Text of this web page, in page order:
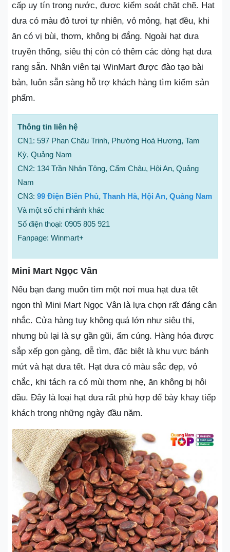
cấp uy tín trong nước, được kiểm soát chặt chẽ. Hạt
dưa có màu đỏ tươi tự nhiên, vỏ mỏng, hạt đều, khi
ăn có vị bùi, thơm, không bị đắng. Ngoài hạt dưa
truyền thống, siêu thị còn có thêm các dòng hạt dưa
rang sẵn. Nhân viên tại WinMart được đào tạo bài
bản, luôn sẵn sàng hỗ trợ khách hàng tìm kiếm sản
phẩm.
Thông tin liên hệ
CN1: 597 Phan Châu Trinh, Phường Hoà Hương, Tam
Kỳ, Quảng Nam
CN2: 134 Trần Nhân Tông, Cẩm Châu, Hội An, Quảng
Nam
CN3: 99 Điện Biên Phủ, Thanh Hà, Hội An, Quảng Nam
Và một số chi nhánh khác
Số điện thoại: 0905 805 921
Fanpage: Winmart+
Mini Mart Ngọc Vân
Nếu bạn đang muốn tìm một nơi mua hạt dưa tết
ngon thì Mini Mart Ngọc Vân là lựa chọn rất đáng cân
nhắc. Cửa hàng tuy không quá lớn như siêu thị,
nhưng bù lại là sự gần gũi, ấm cúng. Hàng hóa được
sắp xếp gọn gàng, dễ tìm, đặc biệt là khu vực bánh
mứt và hạt dưa tết. Hạt dưa có màu sắc đẹp, vỏ
chắc, khi tách ra có mùi thơm nhẹ, ăn không bị hôi
dầu. Đây là loại hạt dưa rất phù hợp để bày khay tiếp
khách trong những ngày đầu năm.